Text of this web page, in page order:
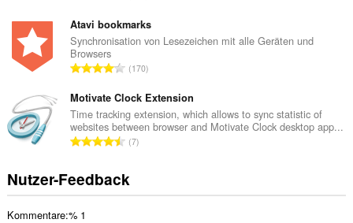
e
r
t
n
e
n
:
B
e
w
e
r
t
u
n
e
n
s
a
t
B
e
w
e
t
u
Atavi bookmarks
Synchronisation von Lesezeichen mit alle Geräten und
Browsers
G
s
a
m
t
B
e
170
Motivate Clock Extension
Time tracking extension, which allows to sync statistic of
websites between browser and Motivate Clock desktop app...
G
s
a
7
Nutzer-Feedback
Kommentare:% 1